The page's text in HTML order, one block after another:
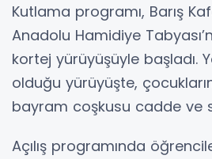
Kutlama programı, Barış
Anadolu Hamidiye
kortej yürüyüşüyle başladı.
olduğu yürüyüşte,
bayram coşkusu cadde ve
Açılış programında